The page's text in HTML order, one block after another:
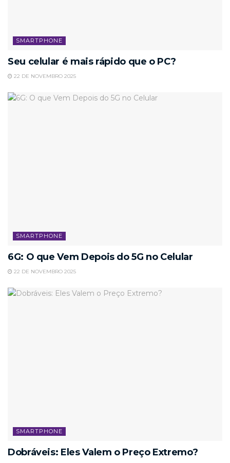
SMARTPHONE
Seu celular é mais rápido que o PC?
22 DE NOVEMBRO 2025
SMARTPHONE
6G: O que Vem Depois do 5G no Celular
22 DE NOVEMBRO 2025
SMARTPHONE
Dobráveis: Eles Valem o Preço Extremo?